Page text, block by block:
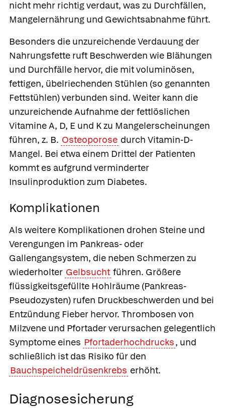
nicht mehr richtig verdaut, was zu Durchfällen,
Mangelernährung und Gewichtsabnahme führt.
Besonders die unzureichende Verdauung der
Nahrungsfette ruft Beschwerden wie Blähungen
und Durchfälle hervor, die mit voluminösen,
fettigen, übelriechenden Stühlen (so genannten
Fettstühlen) verbunden sind. Weiter kann die
unzureichende Aufnahme der fettlöslichen
Vitamine A, D, E und K zu Mangelerscheinungen
führen, z. B. Osteoporose durch Vitamin-D-
Mangel. Bei etwa einem Drittel der Patienten
kommt es aufgrund verminderter
Insulinproduktion zum Diabetes.
Komplikationen
Als weitere Komplikationen drohen Steine und
Verengungen im Pankreas- oder
Gallengangsystem, die neben Schmerzen zu
wiederholter Gelbsucht führen. Größere
flüssigkeitsgefüllte Hohlräume (Pankreas-
Pseudozysten) rufen Druckbeschwerden und bei
Entzündung Fieber hervor. Thrombosen von
Milzvene und Pfortader verursachen gelegentlich
Symptome eines Pfortaderhochdrucks, und
schließlich ist das Risiko für den
Bauchspeicheldrüsenkrebs erhöht.
Diagnosesicherung